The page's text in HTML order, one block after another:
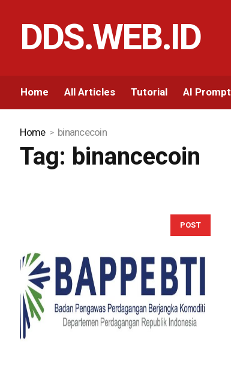
DDS.WEB.ID
Home All Articles Tutorial AI Prompt
Home binancecoin
Tag: binancecoin
POST